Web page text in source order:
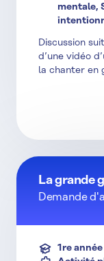
mentale,
Discussion
d’une vidéo
la chanter en
La grande
Demande
1re